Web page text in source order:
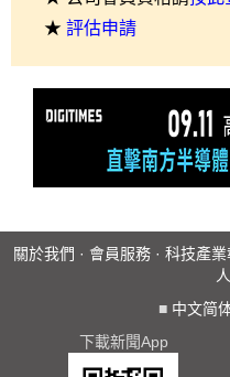
★ 評估申請
關於我們 · 會員服務 · 科技產業
■ 中文简
下載新聞App